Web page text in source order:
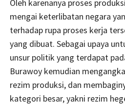
Oleh karenanya proses
mengai keterlibatan negara
terhadap rupa proses kerja
yang dibuat. Sebagai upaya
unsur politik yang terdapat
Burawoy kemudian
rezim produksi, dan
kategori besar, yakni rezim